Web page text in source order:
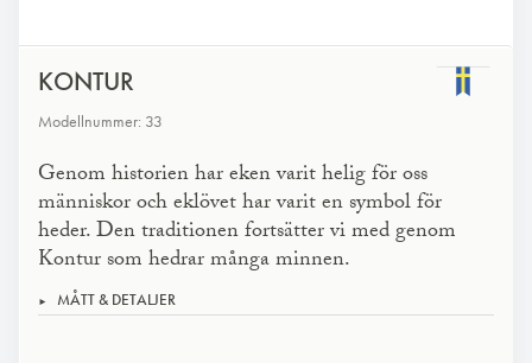
KONTUR
Modellnummer: 33
Genom historien har eken varit helig för oss
människor och eklövet har varit en symbol för
heder. Den traditionen fortsätter vi med genom
Kontur som hedrar många minnen.
MÅTT & DETALJER